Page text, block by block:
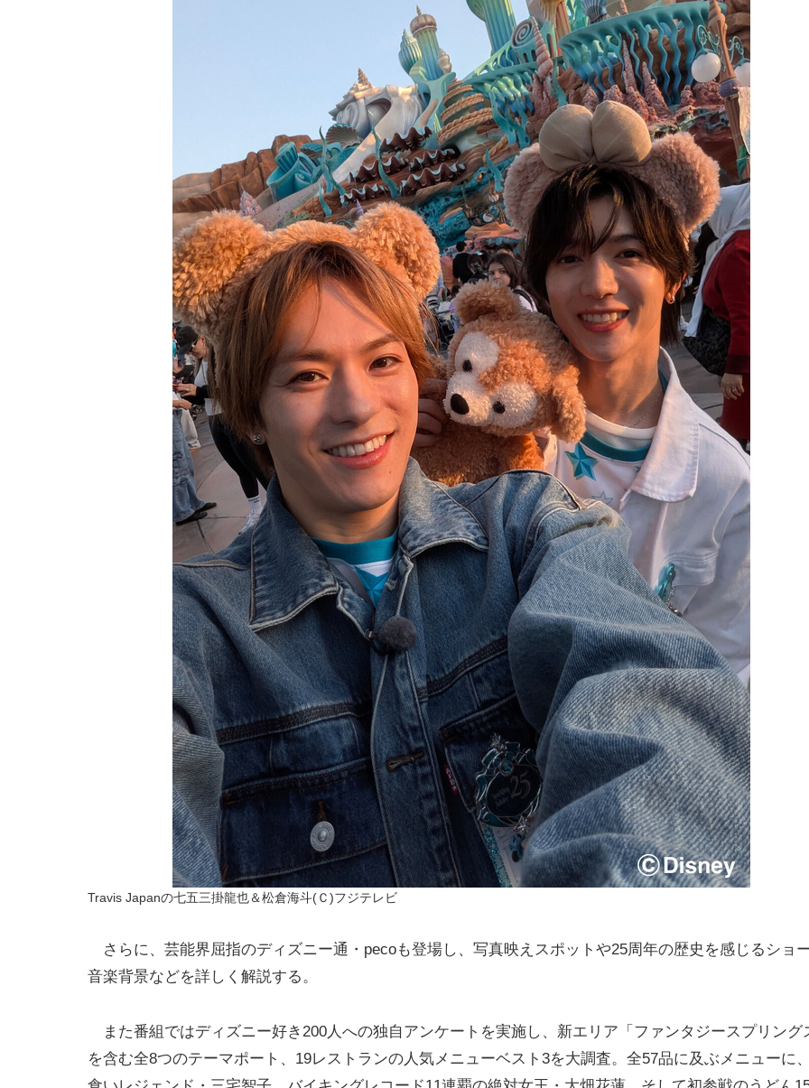
Travis Japanの七五三掛龍也＆松倉海斗(Ｃ)フジテレビ
さらに、芸能界屈指のディズニー通・pecoも登場し、写真映えスポットや25周年の歴史を感じるショ
音楽背景などを詳しく解説する。
また番組ではディズニー好き200人への独自アンケートを実施し、新エリア「ファンタジースプリング
を含む全8つのテーマポート、19レストランの人気メニューベスト3を大調査。全57品に及ぶメニューに